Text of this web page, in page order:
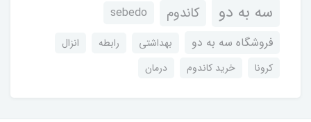
سه به دو کاندوم
sebedo
فروشگاه سه به دو
بهداشتی رابطه
انزال
کرونا
خرید کاندوم درمان